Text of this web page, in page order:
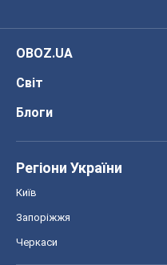
OBOZ.UA
Світ
Блоги
Регіони України
Київ
Запоріжжя
Черкаси